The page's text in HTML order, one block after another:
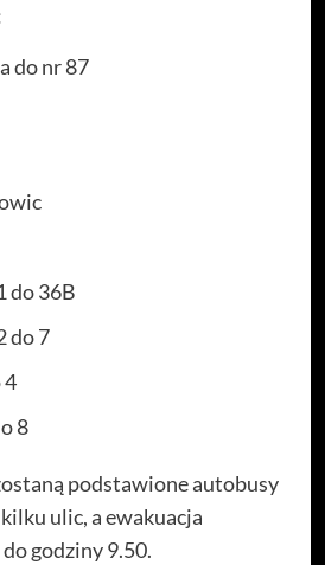
do nr 87
do 36B
do 7
4
8
podstawione autobusy
ulic, a ewakuacja
godziny 9.50.